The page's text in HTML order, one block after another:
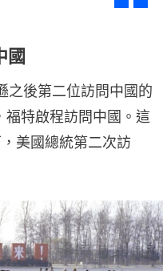
國
之後第二位訪問中國的
福特啟程訪問中國。這
美國總統第二次訪